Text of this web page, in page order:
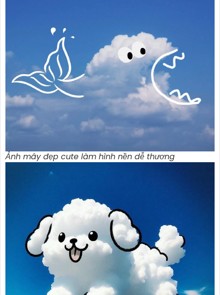
Ảnh mây đẹp cute làm hình nền dễ thương